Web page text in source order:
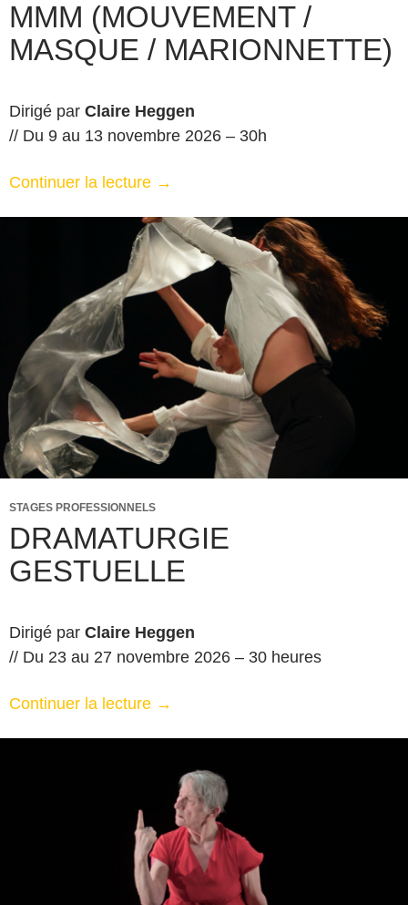
MMM (MOUVEMENT /
MASQUE / MARIONNETTE)
Dirigé par Claire Heggen
// Du 9 au 13 novembre 2026 – 30h
Continuer la lecture →
STAGES PROFESSIONNELS
DRAMATURGIE
GESTUELLE
Dirigé par Claire Heggen
// Du 23 au 27 novembre 2026 – 30 heures
Continuer la lecture →